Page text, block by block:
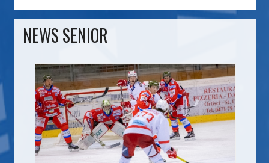
NEWS SENIOR